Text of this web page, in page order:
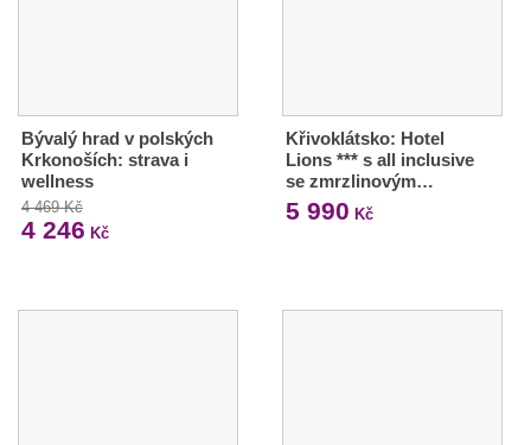
Bývalý hrad v polských
Krkonoších: strava i
wellness
4 469 Kč
4 246 Kč
Křivoklátsko: Hotel
Lions *** s all inclusive
se zmrzlinovým…
5 990 Kč